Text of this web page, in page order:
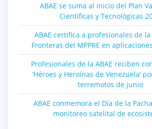
ABAE se suma al inicio del Plan
Científicas y Tecnológicas
ABAE certifica a profesionales de
Fronteras del MPPRE en
Profesionales de la ABAE reciben
‘Héroes y Heroínas de Venezuela’
terremotos de junio
ABAE conmemora el Día de la
monitoreo satelital de